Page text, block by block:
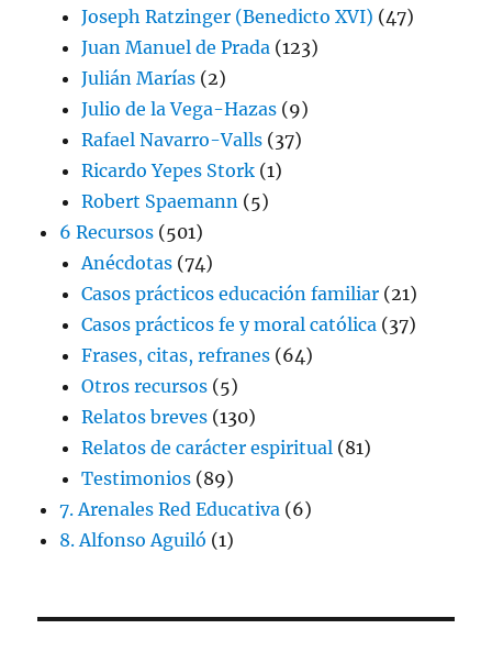
Joseph Ratzinger (Benedicto XVI) (47)
Juan Manuel de Prada (123)
Julián Marías (2)
Julio de la Vega-Hazas (9)
Rafael Navarro-Valls (37)
Ricardo Yepes Stork (1)
Robert Spaemann (5)
6 Recursos (501)
Anécdotas (74)
Casos prácticos educación familiar (21)
Casos prácticos fe y moral católica (37)
Frases, citas, refranes (64)
Otros recursos (5)
Relatos breves (130)
Relatos de carácter espiritual (81)
Testimonios (89)
7. Arenales Red Educativa (6)
8. Alfonso Aguiló (1)